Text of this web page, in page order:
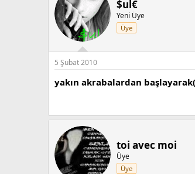
$ul€
Yeni Üye
Üye
5 Şubat 2010
yakın akrabalardan
toi avec moi
Üye
Üye